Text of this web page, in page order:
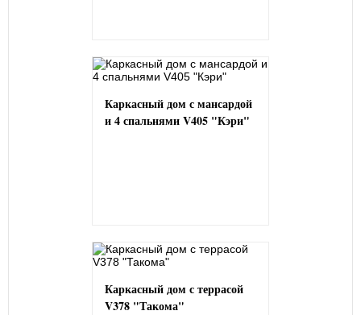
Каркасный дом с мансардой
и 4 спальнями V405 "Кэри"
Каркасный дом с террасой
V378 "Такома"